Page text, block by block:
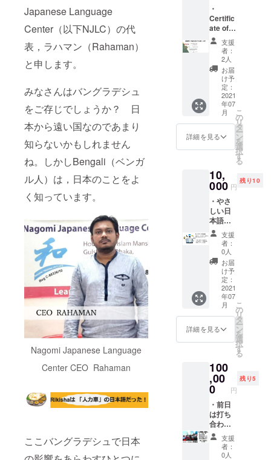
Japanese Language
Center（以下NJLC）の代
表，ラハマン（Rahaman）
と申します。
みなさんはバングラデシュ
をご存じでしょうか？ 日
本から遠い国なのであまり
知らないかもしれません
ね。しかしBengali（ベンガ
ル人）は，日本のことをよ
く知っています。
Nagomi Japanese Language
Center CEO Rahaman
ここバングラデシュで日本
・
Certific
ate of
appreci
ation（
英文感
謝状・
紙）に
お名前
を添え
てお送
りしま
す。
※必ず備
考欄に
ご希望
前をア
ルファ
ベット
でご記
入くだ
さい ・
会計報
告及び
活動報
告をE
メール
でお知
らせし
ます。
支援
者：
2人
お届
け予
定：
2021
年07
月
詳細を見る
こ
の
リ
タ
ー
ン
を
選
択
す
る
10,
000 円
残り10
・やさ
しい日
本語で
受講生
とオン
ライン
交流会
（30分
前後）
＊期
限：
2021年
7月1
日〜
2022年
5月 ・
ate of
appreci
ation（
英文感
謝状）
お名前
を添え
てお送
りしま
す。
支援
者：
0人
お届
け予
定：
2021
年07
月
詳細を見る
こ
の
リ
タ
ー
ン
を
選
択
す
る
100
,00
0 円
残り5
・前日
は打ち
合わせ
とダッ
カ周辺
散策
支援
者：
0人